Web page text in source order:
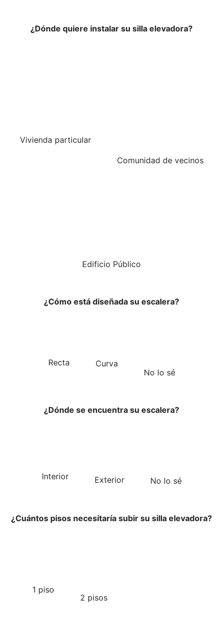
¿Dónde quiere instalar su silla elevadora?
Vivienda particular
Comunidad de vecinos
Edificio Público
¿Cómo está diseñada su escalera?
Recta
Curva
No lo sé
¿Dónde se encuentra su escalera?
Interior Exterior No lo sé
¿Cuántos pisos necesitaría subir su silla elevadora?
1 piso
2 pisos